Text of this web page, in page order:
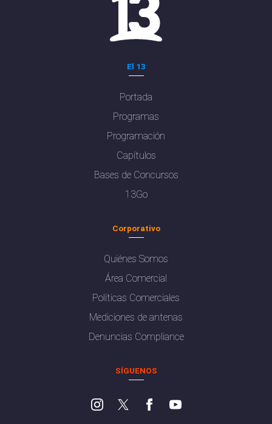
El 13
Portada
Programas
Programación
Capítulos
Bases de Concursos
13Go
Corporativo
Quiénes Somos
Área Comercial
Políticas Comerciales
Mediciones de antenas
Denuncias Compliance
SÍGUENOS